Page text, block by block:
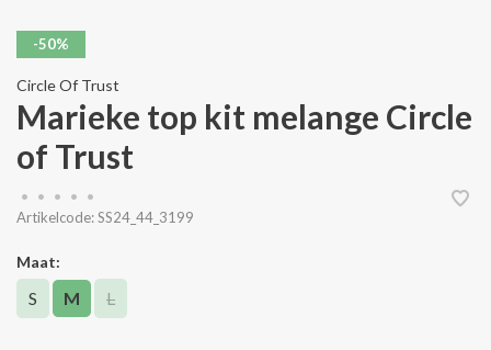
-50%
Circle Of Trust
Marieke top kit melange Circle
of Trust
• • • •
•
Artikelcode:SS24_44_3199
Maat:
S M L